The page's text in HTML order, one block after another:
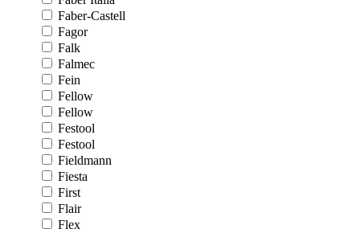
Faber-Castell
Fagor
Falk
Falmec
Fein
Fellow
Fellow
Festool
Festool
Fieldmann
Fiesta
First
Flair
Flex